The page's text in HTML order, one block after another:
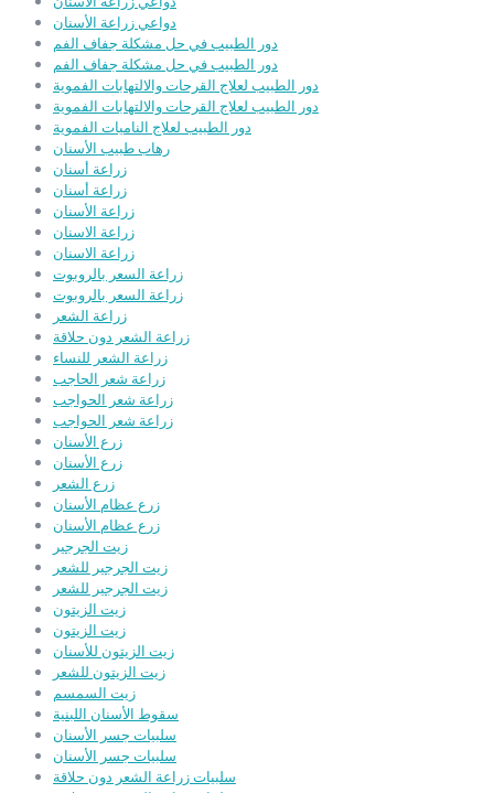
دواعي زراعة الأسنان
دور الطبيب في حل مشكلة جفاف الفم
دور الطبيب في حل مشكلة جفاف الفم
دور الطبيب لعلاج القرحات والالتهابات الفموية
دور الطبيب لعلاج القرحات والالتهابات الفموية
دور الطبيب لعلاج الناميات الفموية
رهاب طبيب الأسنان
زراعة أسنان
زراعة أسنان
زراعة الأسنان
زراعة الاسنان
زراعة الاسنان
زراعة السعر بالروبوت
زراعة السعر بالروبوت
زراعة الشعر
زراعة الشعر دون حلاقة
زراعة الشعر للنساء
زراعة شعر الحاجب
زراعة شعر الحواجب
زراعة شعر الحواجب
زرع الأسنان
زرع الأسنان
زرع الشعر
زرع عظام الأسنان
زرع عظام الأسنان
زيت الجرجير
زيت الجرجير للشعر
زيت الجرجير للشعر
زيت الزيتون
زيت الزيتون
زيت الزيتون للأسنان
زيت الزيتون للشعر
زيت السمسم
سقوط الأسنان اللبنية
سلبيات جسر الأسنان
سلبيات جسر الأسنان
سلبيات زراعة الشعر دون حلاقة